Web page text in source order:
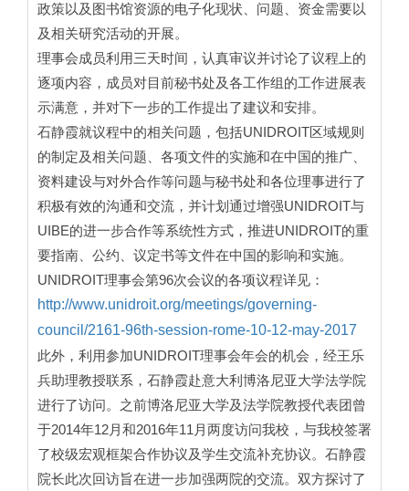
政策以及图书馆资源的电子化现状、问题、资金需要以
及相关研究活动的开展。
理事会成员利用三天时间，认真审议并讨论了议程上的
逐项内容，成员对目前秘书处及各工作组的工作进展表
示满意，并对下一步的工作提出了建议和安排。
石静霞就议程中的相关问题，包括UNIDROIT区域规则
的制定及相关问题、各项文件的实施和在中国的推广、
资料建设与对外合作等问题与秘书处和各位理事进行了
积极有效的沟通和交流，并计划通过增强UNIDROIT与
UIBE的进一步合作等系统性方式，推进UNIDROIT的重
要指南、公约、议定书等文件在中国的影响和实施。
UNIDROIT理事会第96次会议的各项议程详见：
http://www.unidroit.org/meetings/governing-
council/2161-96th-session-rome-10-12-may-2017
此外，利用参加UNIDROIT理事会年会的机会，经王乐
兵助理教授联系，石静霞赴意大利博洛尼亚大学法学院
进行了访问。之前博洛尼亚大学及法学院教授代表团曾
于2014年12月和2016年11月两度访问我校，与我校签署
了校级宏观框架合作协议及学生交流补充协议。石静霞
院长此次回访旨在进一步加强两院的交流。双方探讨了